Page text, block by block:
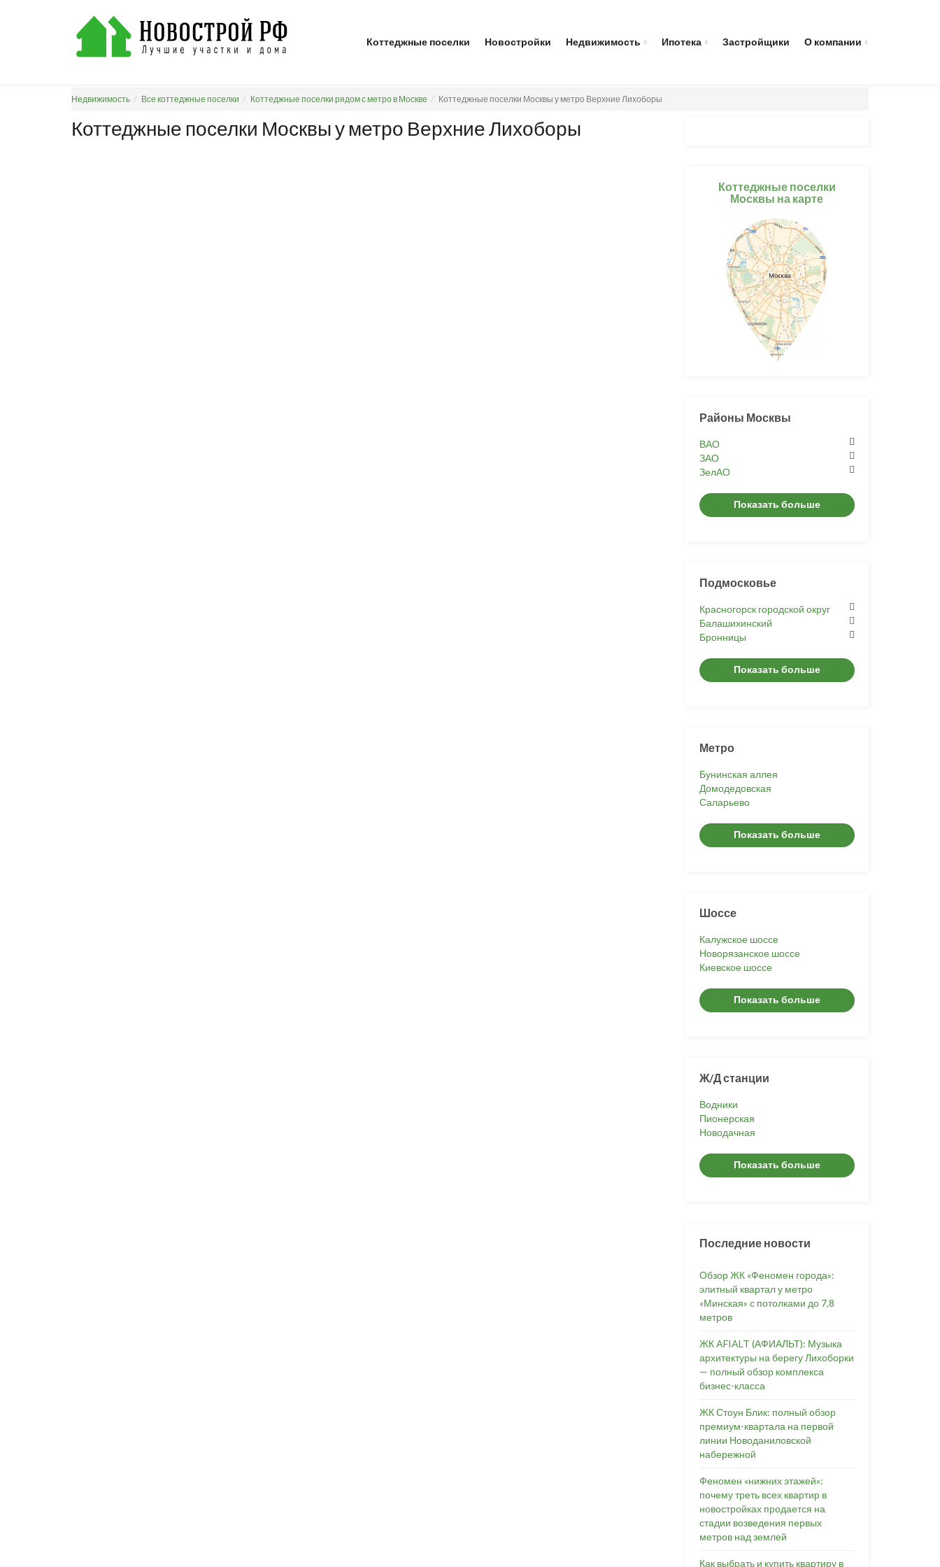
Коттеджные поселки Новостройки Недвижимость Ипотека Застройщики О компании
Недвижимость Все коттеджные поселки Коттеджные поселки рядом с метро в Москве Коттеджные поселки Москвы у метро Верхние Лихоборы
Коттеджные поселки Москвы у метро Верхние Лихоборы
Коттеджные поселки
Москвы на карте
Районы Москвы
ВАО
ЗАО
ЗелАО
Показать больше
Подмосковье
Красногорск городской округ
Балашихинский
Бронницы
Показать больше
Метро
Бунинская аллея
Домодедовская
Саларьево
Показать больше
Шоссе
Калужское шоссе
Новорязанское шоссе
Киевское шоссе
Показать больше
Ж/Д станции
Водники
Пионерская
Новодачная
Показать больше
Последние новости
Обзор ЖК «Феномен города»:
элитный квартал у метро
«Минская» с потолками до 7,8
метров
ЖК AFIALT (АФИАЛЬТ): Музыка
архитектуры на берегу Лихоборки
— полный обзор комплекса
бизнес-класса
ЖК Стоун Блик: полный обзор
премиум-квартала на первой
линии Новоданиловской
набережной
Феномен «нижних этажей»:
почему треть всех квартир в
новостройках продается на
стадии возведения первых
метров над землей
Как выбрать и купить квартиру в